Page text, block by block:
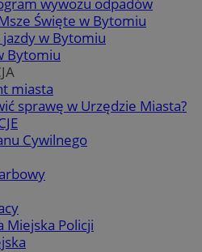
Święte w Bytomiu
jazdy w Bytomiu
Bytomiu
miasta
sprawę w Urzędzie Miasta?
Cywilnego
Miejska Policji